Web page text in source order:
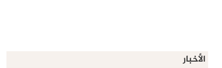
الأخبار